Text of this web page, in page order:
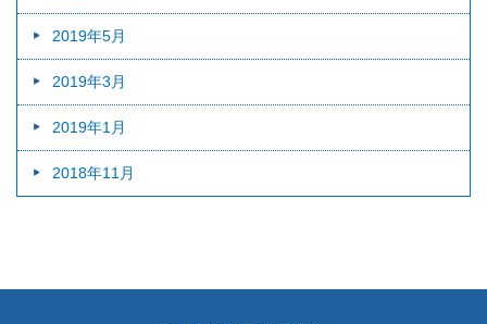
2019年5月
2019年3月
2019年1月
2018年11月